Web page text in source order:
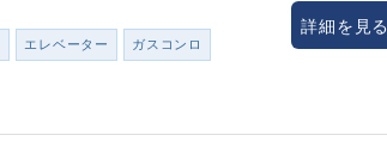
エレベーター ガスコンロ
詳細を見る